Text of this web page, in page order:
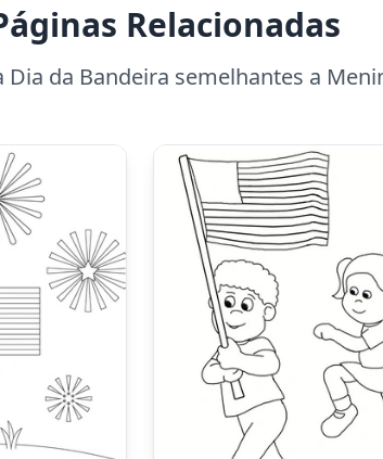
Relacionadas
da Bandeira semelhantes a